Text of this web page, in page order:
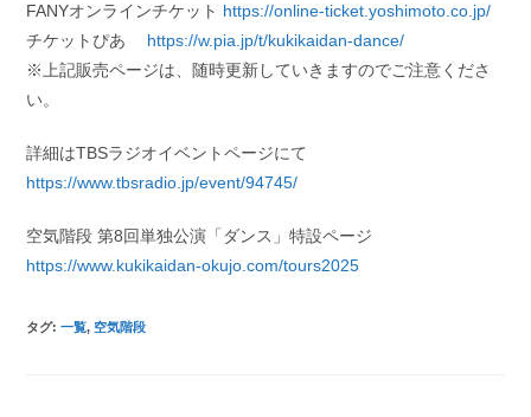
FANYオンラインチケット https://online-ticket.yoshimoto.co.jp/
チケットぴあ https://w.pia.jp/t/kukikaidan-dance/
※上記販売ページは、随時更新していきますのでご注意くださ
い。
詳細はTBSラジオイベントページにて
https://www.tbsradio.jp/event/94745/
空気階段 第8回単独公演「ダンス」特設ページ
https://www.kukikaidan-okujo.com/tours2025
タグ:一覧, 空気階段